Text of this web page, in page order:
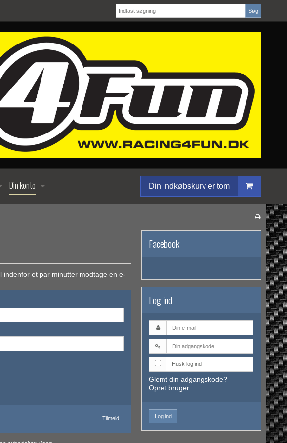
Søg
Din konto Din indkøbskurv er tom
indenfor et par minutter modtage en e-
Tilmeld
Facebook
Log ind
Husk log ind
Glemt din adgangskode?
Opret bruger
Log ind